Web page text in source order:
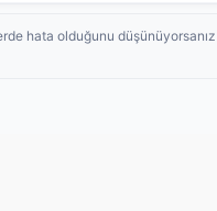
hata olduğunu düşünüyorsanız